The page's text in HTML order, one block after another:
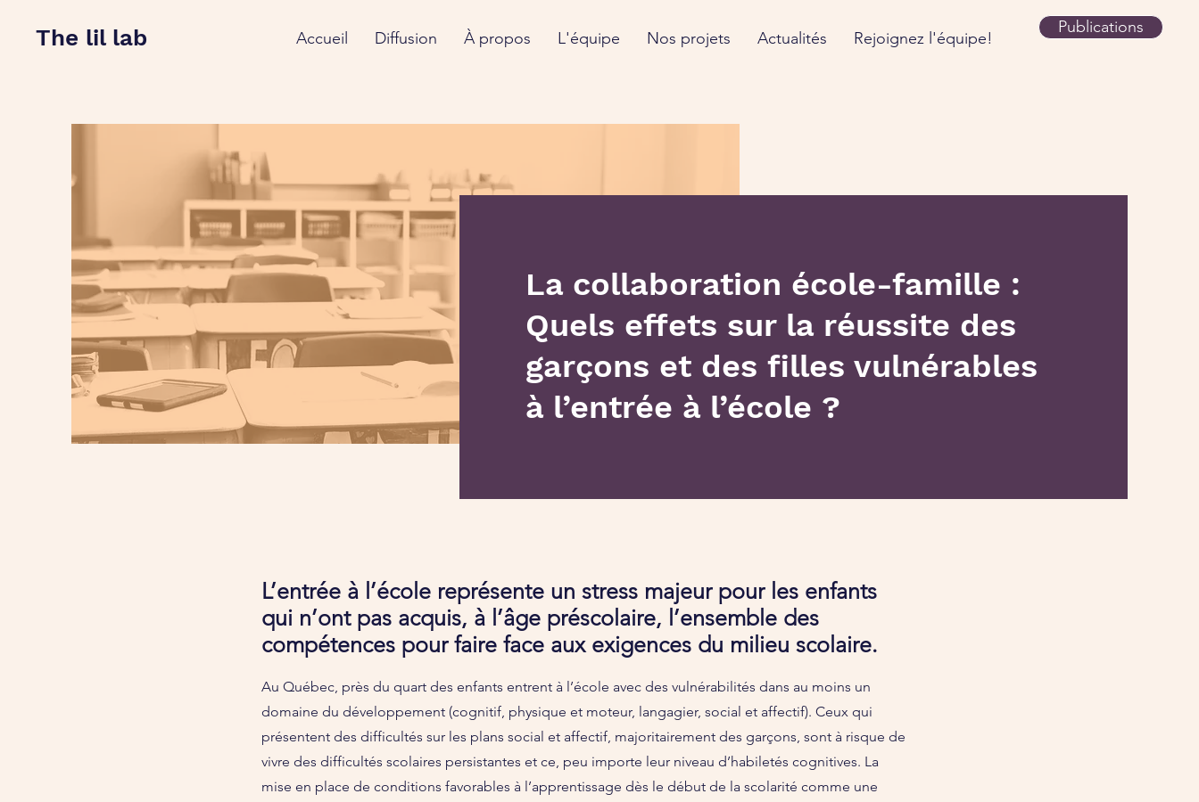
The lil lab Publications
Accueil Diffusion À propos L'équipe Nos projets Actualités Rejoignez l'équipe!
La collaboration école-famille :
Quels effets sur la réussite des
garçons et des filles vulnérables
à l’entrée à l’école ?
L’entrée à l’école représente un stress majeur pour les enfants
qui n’ont pas acquis, à l’âge préscolaire, l’ensemble des
compétences pour faire face aux exigences du milieu scolaire.
Au Québec, près du quart des enfants entrent à l’école avec des vulnérabilités dans au moins un
domaine du développement (cognitif, physique et moteur, langagier, social et affectif). Ceux qui
présentent des difficultés sur les plans social et affectif, majoritairement des garçons, sont à risque de
vivre des difficultés scolaires persistantes et ce, peu importe leur niveau d’habiletés cognitives. La
mise en place de conditions favorables à l’apprentissage dès le début de la scolarité comme une